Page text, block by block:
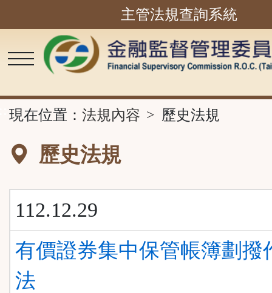
內
容
主管法規查詢系統
現在位置： 法規內容 歷史法規
歷史法規
112.12.29
有價證券集中保管帳簿劃撥
法